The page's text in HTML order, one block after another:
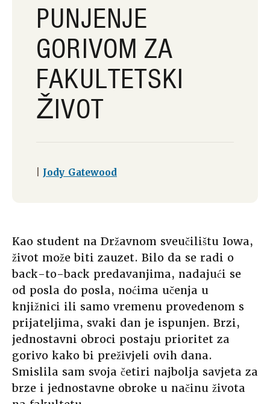
PUNJENJE
GORIVOM ZA
FAKULTETSKI
ŽIVOT
Jody Gatewood
Kao student na Državnom sveučilištu Iowa,
život može biti zauzet. Bilo da se radi o
back-to-back predavanjima, nadajući se
od posla do posla, noćima učenja u
knjižnici ili samo vremenu provedenom s
prijateljima, svaki dan je ispunjen. Brzi,
jednostavni obroci postaju prioritet za
gorivo kako bi preživjeli ovih dana.
Smislila sam svoja četiri najbolja savjeta za
brze i jednostavne obroke u načinu života